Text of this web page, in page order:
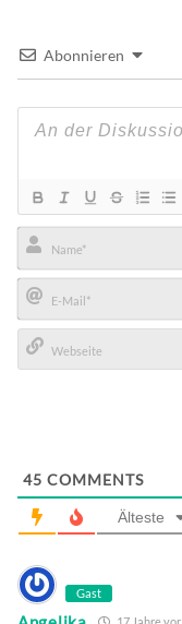
Abonnieren
Name*
E-
Mail*
45 COMMENTS
Älteste
Gast